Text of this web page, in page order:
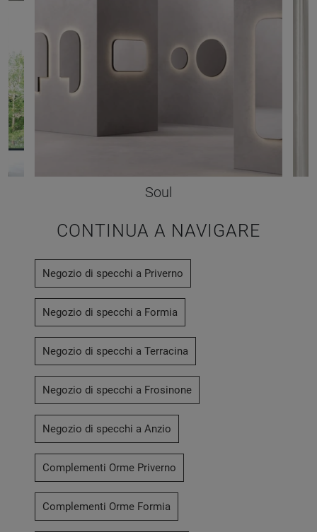
Soul
CONTINUA A NAVIGARE
Negozio di specchi a Priverno
Negozio di specchi a Formia
Negozio di specchi a Terracina
Negozio di specchi a Frosinone
Negozio di specchi a Anzio
Complementi Orme Priverno
Complementi Orme Formia